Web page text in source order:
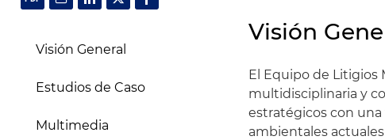
Visión General
Estudios de Caso
Multimedia
Visión
El Equipo de Litigios
multidisciplinaria y
estratégicos con
ambientales